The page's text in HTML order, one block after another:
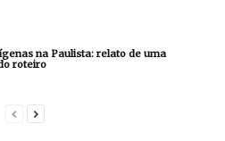
na Paulista: relato de uma
roteiro